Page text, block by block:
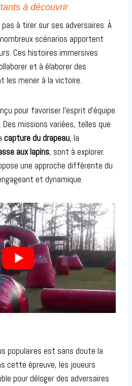
à découvrir
à tirer sur ses adversaires. À
scénarios apportent
Ces histoires immersives
et à élaborer des
les mener à la victoire.
pour favoriser l’esprit d’équipe
missions variées, telles que
capture du drapeau, la
aux lapins, sont à explorer.
une approche différente du
et dynamique.
populaires est sans doute la
cette épreuve, les joueurs
pour déloger des adversaires